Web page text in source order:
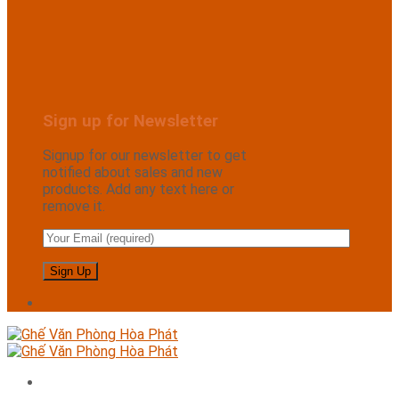
Sign up for Newsletter
Signup for our newsletter to get
notified about sales and new
products. Add any text here or
remove it.